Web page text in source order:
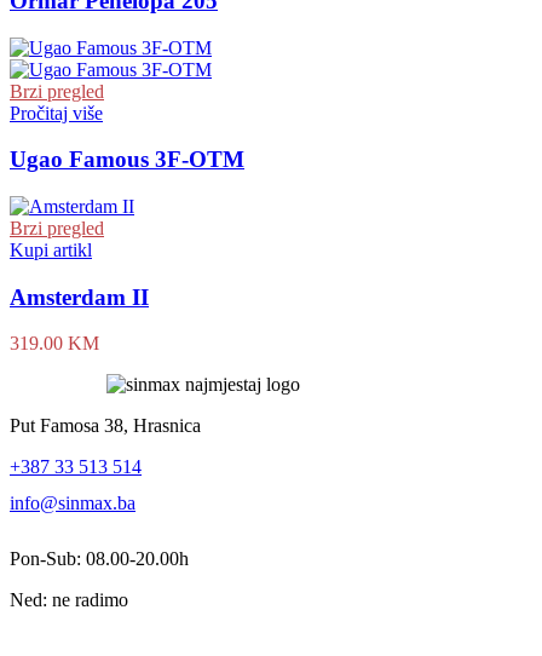
Brzi pregled
Pročitaj više
Ugao Famous 3F-OTM
Brzi pregled
Kupi artikl
Amsterdam II
319.00 KM
Put Famosa 38, Hrasnica
+387 33 513 514
info@sinmax.ba
Pon-Sub: 08.00-20.00h
Ned: ne radimo